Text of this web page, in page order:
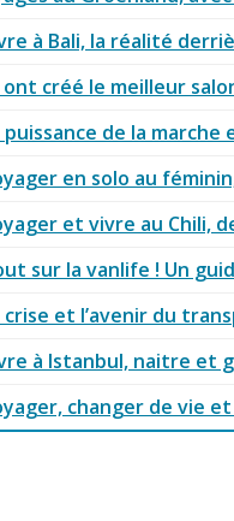
à Bali, la réalité
ont créé le meilleur
puissance de la
en solo au
et vivre au
sur la vanlife ! Un
crise et l’avenir du
à Istanbul, naitre
changer de vie